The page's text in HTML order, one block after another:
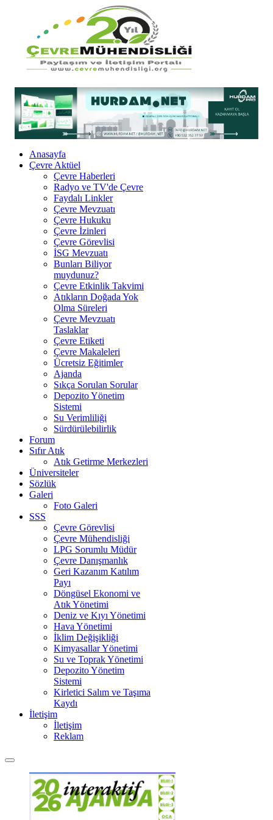
Anasayfa
Çevre Aktüel
Çevre Haberleri
Radyo ve TV'de Çevre
Faydalı Linkler
Çevre Mevzuatı
Çevre Hukuku
Çevre İzinleri
Çevre Görevlisi
İSG Mevzuatı
Bunları Biliyor
muydunuz?
Çevre Etkinlik Takvimi
Atıkların Doğada Yok
Olma Süreleri
Çevre Mevzuatı
Taslaklar
Çevre Etiketi
Çevre Makaleleri
Ücretsiz Eğitimler
Ajanda
Sıkça Sorulan Sorular
Depozito Yönetim
Sistemi
Su Verimliliği
Sürdürülebilirlik
Forum
Sıfır Atık
Atık Getirme Merkezleri
Üniversiteler
Sözlük
Galeri
Foto Galeri
SSS
Çevre Görevlisi
Çevre Mühendisliği
LPG Sorumlu Müdür
Çevre Danışmanlık
Geri Kazanım Katılım
Payı
Döngüsel Ekonomi ve
Atık Yönetimi
Deniz ve Kıyı Yönetimi
Hava Yönetimi
İklim Değişikliği
Kimyasallar Yönetimi
Su ve Toprak Yönetimi
Depozito Yönetim
Sistemi
Kirletici Salım ve Taşıma
Kaydı
İletişim
İletişim
Reklam